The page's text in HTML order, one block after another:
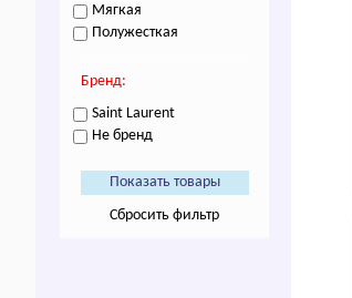
Мягкая
Полужесткая
Бренд:
Sаint Lаurеnt
Не бренд
Сбросить фильтр